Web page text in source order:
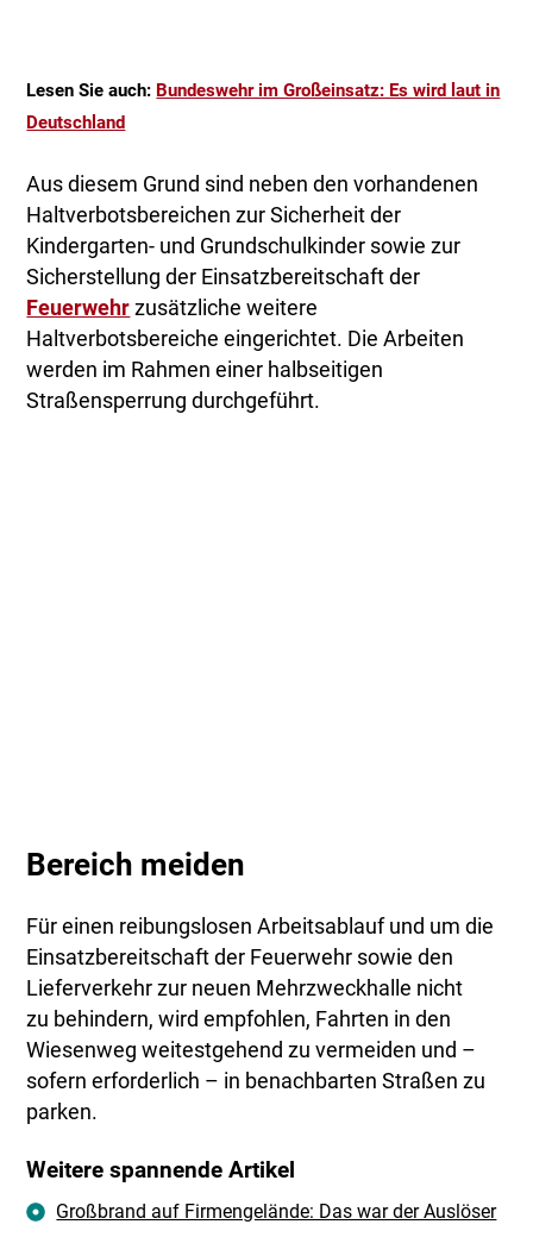
Lesen Sie auch: Bundeswehr im Großeinsatz: Es wird laut in
Deutschland
Aus diesem Grund sind neben den vorhandenen
Haltverbotsbereichen zur Sicherheit der
Kindergarten- und Grundschulkinder sowie zur
Sicherstellung der Einsatzbereitschaft der
Feuerwehr zusätzliche weitere
Haltverbotsbereiche eingerichtet. Die Arbeiten
werden im Rahmen einer halbseitigen
Straßensperrung durchgeführt.
Bereich meiden
Für einen reibungslosen Arbeitsablauf und um die
Einsatzbereitschaft der Feuerwehr sowie den
Lieferverkehr zur neuen Mehrzweckhalle nicht
zu behindern, wird empfohlen, Fahrten in den
Wiesenweg weitestgehend zu vermeiden und –
sofern erforderlich – in benachbarten Straßen zu
parken.
Weitere spannende Artikel
Großbrand auf Firmengelände: Das war der Auslöser